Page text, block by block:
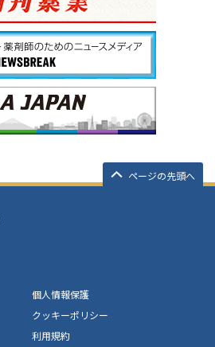
ページの先頭へ
個人情報保護
クッキーポリシー
利用規約